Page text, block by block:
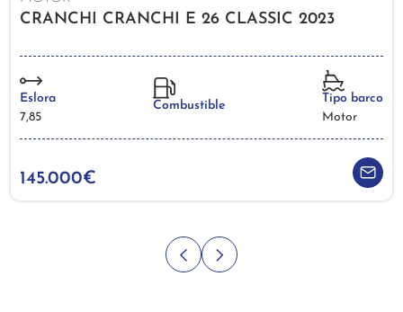
CRANCHI CRANCHI E 26 CLASSIC 2023
Eslora
7,85
Combustible
Tipo barco
Motor
145.000€